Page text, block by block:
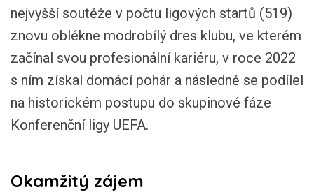
nejvyšší soutěže v počtu ligových startů (519)
znovu oblékne modrobílý dres klubu, ve kterém
začínal svou profesionální kariéru, v roce 2022
s ním získal domácí pohár a následně se podílel
na historickém postupu do skupinové fáze
Konferenční ligy UEFA.
Okamžitý zájem